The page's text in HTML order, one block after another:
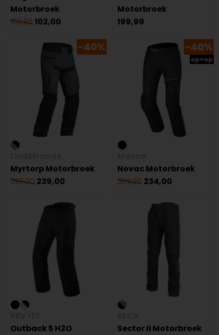
Motorbroek
169,95 102,00
Motorbroek
199,99
-40%
Myrtorp Motorbroek
399,00 239,00
-40%
op=op
Novac Motorbroek
389,95 234,00
Outback 5 H2O
Sector II Motorbroek